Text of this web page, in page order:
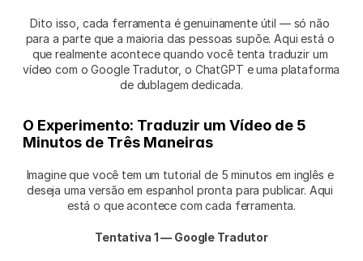
Dito isso, cada ferramenta é genuinamente útil — só não
para a parte que a maioria das pessoas supõe. Aqui está o
que realmente acontece quando você tenta traduzir um
vídeo com o Google Tradutor, o ChatGPT e uma plataforma
de dublagem dedicada.
O Experimento: Traduzir um Vídeo de 5
Minutos de Três Maneiras
Imagine que você tem um tutorial de 5 minutos em inglês e
deseja uma versão em espanhol pronta para publicar. Aqui
está o que acontece com cada ferramenta.
Tentativa 1 — Google Tradutor